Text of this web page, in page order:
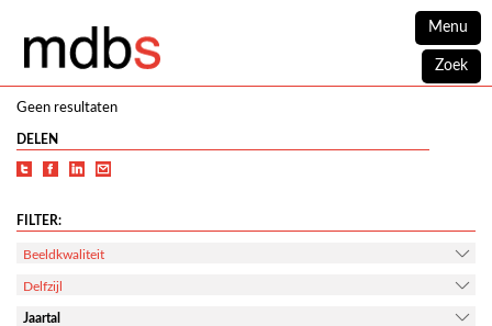
Menu
Zoek
Geen resultaten
DELEN
FILTER:
Beeldkwaliteit
Delfzijl
Jaartal